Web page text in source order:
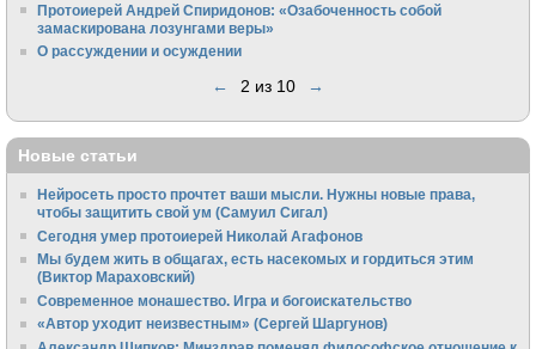
Протоиерей Андрей Спиридонов: «Озабоченность собой
замаскирована лозунгами веры»
О рассуждении и осуждении
← 2 из 10 →
Новые статьи
Нейросеть просто прочтет ваши мысли. Нужны новые права,
чтобы защитить свой ум (Самуил Сигал)
Сегодня умер протоиерей Николай Агафонов
Мы будем жить в общагах, есть насекомых и гордиться этим
(Виктор Мараховский)
Cовременное монашество. Игра и богоискательство
«Автор уходит неизвестным» (Сергей Шаргунов)